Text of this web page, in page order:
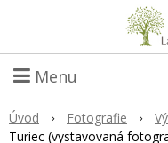
Menu
Úvod Fotografie
Turiec (vystavovaná